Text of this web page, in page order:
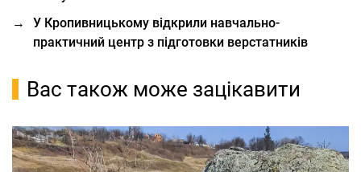
→
У Кропивницькому відкрили навчально-
практичний центр з підготовки верстатників
Вас також може зацікавити